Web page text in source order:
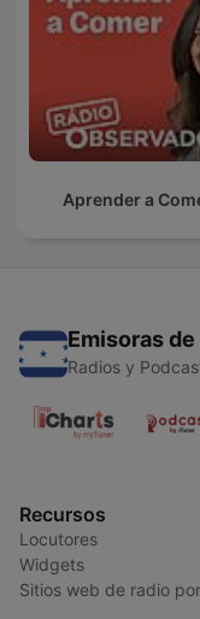
Aprender a
Emisoras
Radios y
Recursos
Locutores
Widgets
Sitios web de radio